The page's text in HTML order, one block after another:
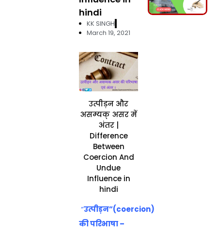
hindi
KK SINGH
March 19, 2021
उत्पीड़न और
असम्यक् असर में
अंतर |
Difference
Between
Coercion And
Undue
Influence in
hindi
“उत्पीड़न”(coercion)
कीपरिभाषा –